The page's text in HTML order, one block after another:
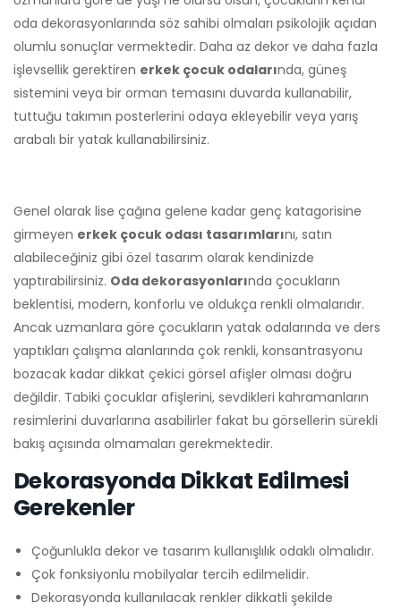
oda dekorasyonlarında söz sahibi olmaları psikolojik açıdan
olumlu sonuçlar vermektedir. Daha az dekor ve daha fazla
işlevsellik gerektiren erkek çocuk odalarında, güneş
sistemini veya bir orman temasını duvarda kullanabilir,
tuttuğu takımın posterlerini odaya ekleyebilir veya yarış
arabalı bir yatak kullanabilirsiniz.
Genel olarak lise çağına gelene kadar genç katagorisine
girmeyen erkek çocuk odası tasarımlarını, satın
alabileceğiniz gibi özel tasarım olarak kendinizde
yaptırabilirsiniz. Oda dekorasyonlarında çocukların
beklentisi, modern, konforlu ve oldukça renkli olmalarıdır.
Ancak uzmanlara göre çocukların yatak odalarında ve ders
yaptıkları çalışma alanlarında çok renkli, konsantrasyonu
bozacak kadar dikkat çekici görsel afişler olması doğru
değildir. Tabiki çocuklar afişlerini, sevdikleri kahramanların
resimlerini duvarlarına asabilirler fakat bu görsellerin sürekli
bakış açısında olmamaları gerekmektedir.
Dekorasyonda Dikkat Edilmesi
Gerekenler
Çoğunlukla dekor ve tasarım kullanışlılık odaklı olmalıdır.
Çok fonksiyonlu mobilyalar tercih edilmelidir.
Dekorasyonda kullanılacak renkler dikkatli şekilde